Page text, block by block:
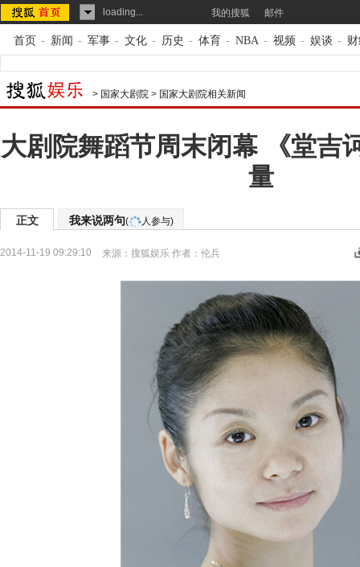
loading... 我的搜狐 邮件
首页 - 新闻 - 军事 - 文化 - 历史 - 体育 - NBA - 视频 - 娱谈 -
> 国家大剧院 > 国家大剧院相关新闻
大剧院舞蹈节周末闭幕 《堂吉
量
正文 我来说两句( 人参与)
2014-11-19 09:29:10 来源： 搜狐娱乐 作者：伦兵